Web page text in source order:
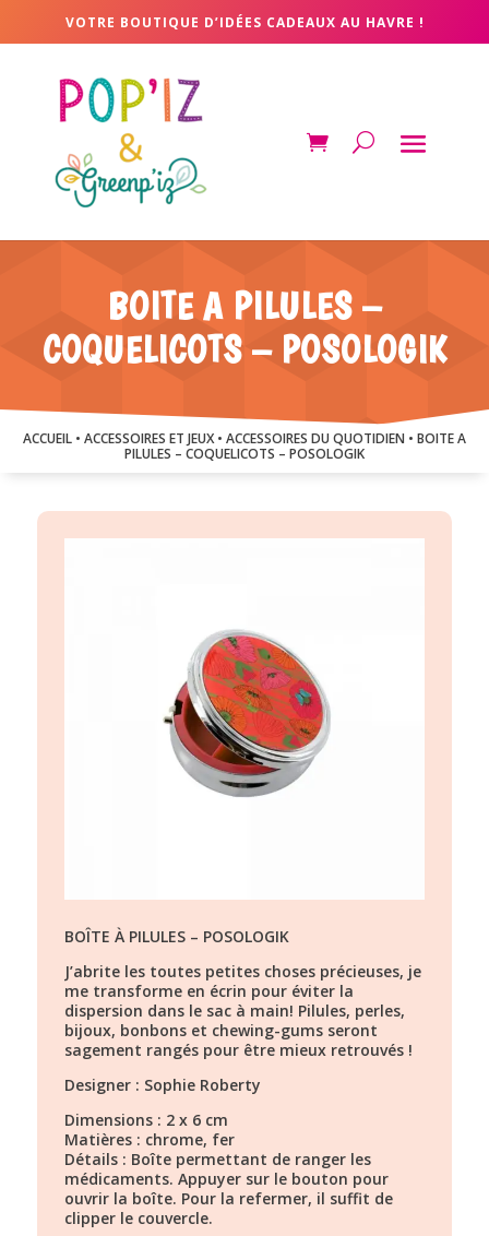
VOTRE BOUTIQUE D’IDÉES CADEAUX AU HAVRE !
BOITE A PILULES –
COQUELICOTS – POSOLOGIK
ACCUEIL • ACCESSOIRES ET JEUX• ACCESSOIRES DU QUOTIDIEN • BOITE A
PILULES – COQUELICOTS – POSOLOGIK
BOÎTE À PILULES – POSOLOGIK
J’abrite les toutes petites choses précieuses, je
me transforme en écrin pour éviter la
dispersion dans le sac à main! Pilules, perles,
bijoux, bonbons et chewing-gums seront
sagement rangés pour être mieux retrouvés !
Designer : Sophie Roberty
Dimensions : 2 x 6 cm
Matières : chrome, fer
Détails : Boîte permettant de ranger les
médicaments. Appuyer sur le bouton pour
ouvrir la boîte. Pour la refermer, il suffit de
clipper le couvercle.